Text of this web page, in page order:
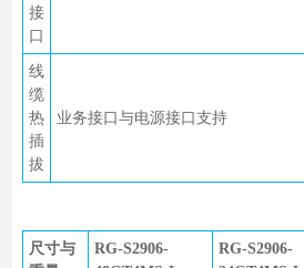
接
口
线
缆
热
插
拔
业务接口与电源接口支持
尺寸与
RG-S2906-
RG-S2906-